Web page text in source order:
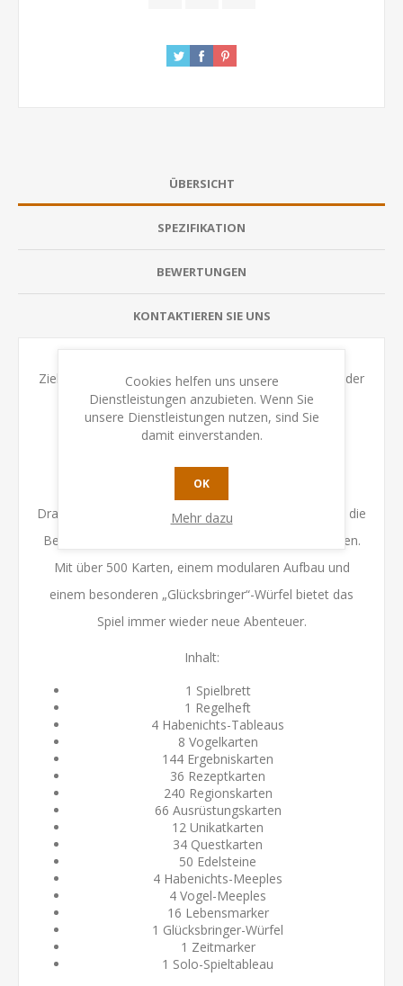
ÜBERSICHT
SPEZIFIKATION
BEWERTUNGEN
KONTAKTIEREN SIE UNS
Ziel ist es, Tugenden wie Tapferkeit, Großzügigkeit oder
Kameradschaft zu meistern – wer als Erste:r drei
Tugenden erreicht, gewinnt.
Jede Partie erzählt ihre eigene Geschichte:
Drachenkämpfe, Stadtereignisse oder Trankbrauen – die
Begegnungen sind vielfältig und voller Entscheidungen.
Mit über 500 Karten, einem modularen Aufbau und
einem besonderen „Glücksbringer“-Würfel bietet das
Spiel immer wieder neue Abenteuer.
Inhalt:
1 Spielbrett
1 Regelheft
4 Habenichts-Tableaus
8 Vogelkarten
144 Ergebniskarten
36 Rezeptkarten
240 Regionskarten
66 Ausrüstungskarten
12 Unikatkarten
34 Questkarten
50 Edelsteine
4 Habenichts-Meeples
4 Vogel-Meeples
16 Lebensmarker
1 Glücksbringer-Würfel
1 Zeitmarker
1 Solo-Spieltableau
Cookies helfen uns unsere
Dienstleistungen anzubieten. Wenn Sie
unsere Dienstleistungen nutzen, sind Sie
damit einverstanden.
OK
Mehr dazu